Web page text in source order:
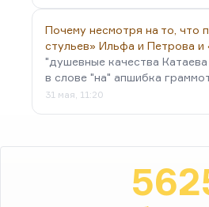
Почему несмотря на то, что
стульев» Ильфа и Петрова и
"душевные качества
в слове "на" апшибка
31 мая, 11:20